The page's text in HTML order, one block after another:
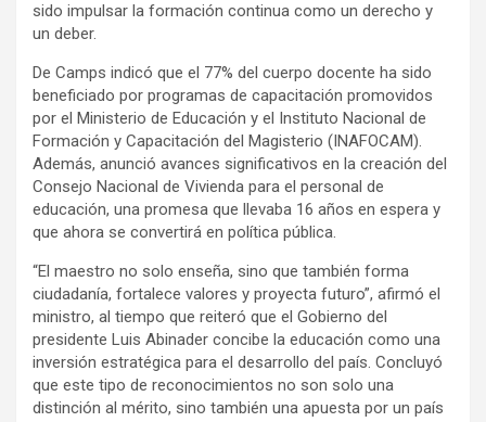
sido impulsar la formación continua como un derecho y
un deber.
De Camps indicó que el 77% del cuerpo docente ha sido
beneficiado por programas de capacitación promovidos
por el Ministerio de Educación y el Instituto Nacional de
Formación y Capacitación del Magisterio (INAFOCAM).
Además, anunció avances significativos en la creación del
Consejo Nacional de Vivienda para el personal de
educación, una promesa que llevaba 16 años en espera y
que ahora se convertirá en política pública.
“El maestro no solo enseña, sino que también forma
ciudadanía, fortalece valores y proyecta futuro”, afirmó el
ministro, al tiempo que reiteró que el Gobierno del
presidente Luis Abinader concibe la educación como una
inversión estratégica para el desarrollo del país. Concluyó
que este tipo de reconocimientos no son solo una
distinción al mérito, sino también una apuesta por un país